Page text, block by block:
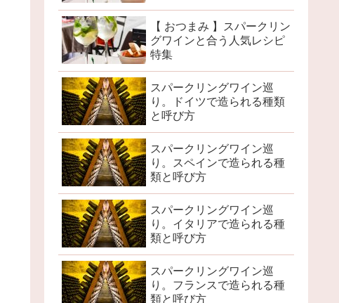
【 おつまみ 】スパークリン
グワインと合う人気レシピ
特集
スパークリングワイン巡
り。ドイツで造られる種類
と呼び方
スパークリングワイン巡
り。スペインで造られる種
類と呼び方
スパークリングワイン巡
り。イタリアで造られる種
類と呼び方
スパークリングワイン巡
り。フランスで造られる種
類と呼び方